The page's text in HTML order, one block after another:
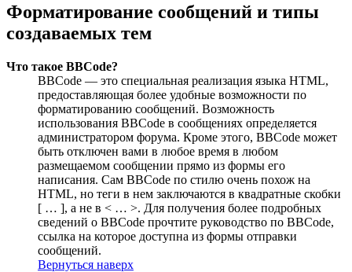
Форматирование сообщений и типы
создаваемых тем
Что такое BBCode?
BBCode — это специальная реализация языка HTML,
предоставляющая более удобные возможности по
форматированию сообщений. Возможность
использования BBCode в сообщениях определяется
администратором форума. Кроме этого, BBCode может
быть отключен вами в любое время в любом
размещаемом сообщении прямо из формы его
написания. Сам BBCode по стилю очень похож на
HTML, но теги в нем заключаются в квадратные скобки
[ … ], а не в < … >. Для получения более подробных
сведений о BBCode прочтите руководство по BBCode,
ссылка на которое доступна из формы отправки
сообщений.
Вернуться наверх